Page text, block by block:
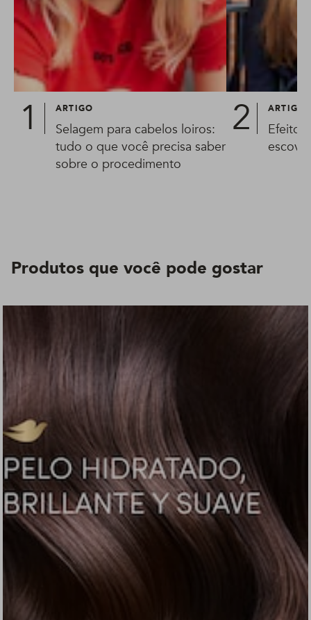
ARTIGO
Selagem para cabelos loiros:
tudo o que você precisa saber
sobre o procedimento
ARTIGO
Efeito
Produtos que você pode gostar